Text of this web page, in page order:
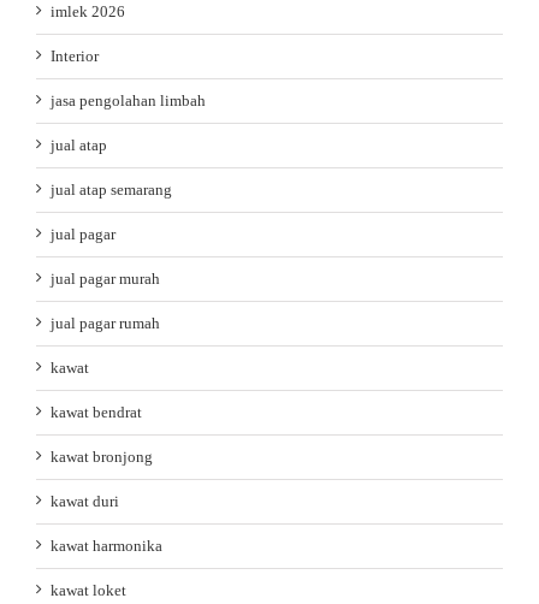
imlek 2026
Interior
jasa pengolahan limbah
jual atap
jual atap semarang
jual pagar
jual pagar murah
jual pagar rumah
kawat
kawat bendrat
kawat bronjong
kawat duri
kawat harmonika
kawat loket